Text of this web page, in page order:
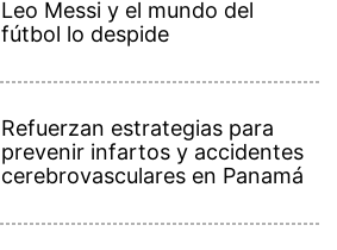
Leo Messi y el mundo del
fútbol lo despide
Refuerzan estrategias para
prevenir infartos y accidentes
cerebrovasculares en Panamá